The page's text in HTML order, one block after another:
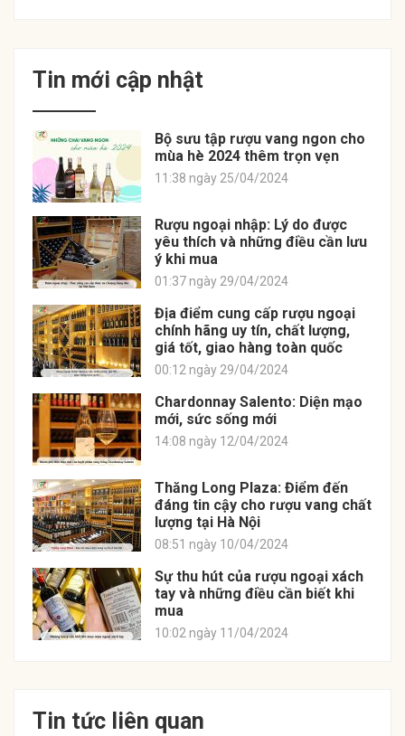
Tin mới cập nhật
Bộ sưu tập rượu vang ngon cho
mùa hè 2024 thêm trọn vẹn
11:38 ngày 25/04/2024
Rượu ngoại nhập: Lý do được
yêu thích và những điều cần lưu
ý khi mua
01:37 ngày 29/04/2024
Địa điểm cung cấp rượu ngoại
chính hãng uy tín, chất lượng,
giá tốt, giao hàng toàn quốc
00:12 ngày 29/04/2024
Chardonnay Salento: Diện mạo
mới, sức sống mới
14:08 ngày 12/04/2024
Thăng Long Plaza: Điểm đến
đáng tin cậy cho rượu vang chất
lượng tại Hà Nội
08:51 ngày 10/04/2024
Sự thu hút của rượu ngoại xách
tay và những điều cần biết khi
mua
10:02 ngày 11/04/2024
Tin tức liên quan